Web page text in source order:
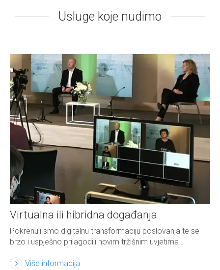
Usluge koje nudimo
Virtualna ili hibridna događanja
Pokrenuli smo digitalnu transformaciju poslovanja te se
brzo i uspješno prilagodili novim tržišnim uvjetima…
Više informacija